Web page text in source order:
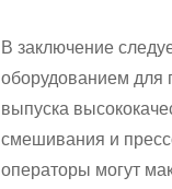
В заключение
оборудованием для
выпуска
смешивания и
операторы могут